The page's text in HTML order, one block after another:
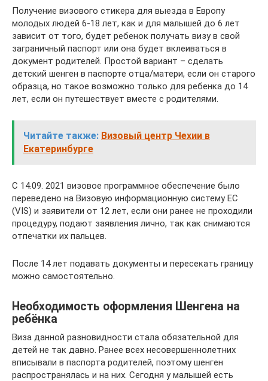
Получение визового стикера для выезда в Европу
молодых людей 6-18 лет, как и для малышей до 6 лет
зависит от того, будет ребенок получать визу в свой
заграничный паспорт или она будет вклеиваться в
документ родителей. Простой вариант – сделать
детский шенген в паспорте отца/матери, если он старого
образца, но такое возможно только для ребенка до 14
лет, если он путешествует вместе с родителями.
Читайте также: Визовый центр Чехии в
Екатеринбурге
С 14.09. 2021 визовое программное обеспечение было
переведено на Визовую информационную систему ЕС
(VIS) и заявители от 12 лет, если они ранее не проходили
процедуру, подают заявления лично, так как снимаются
отпечатки их пальцев.
После 14 лет подавать документы и пересекать границу
можно самостоятельно.
Необходимость оформления Шенгена на
ребёнка
Виза данной разновидности стала обязательной для
детей не так давно. Ранее всех несовершеннолетних
вписывали в паспорта родителей, поэтому шенген
распространялась и на них. Сегодня у малышей есть